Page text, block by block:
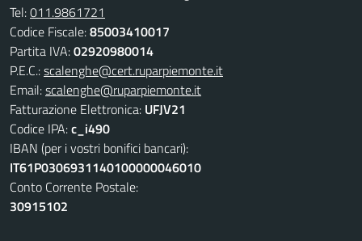
Tel:011.9861721
Codice Fiscale:85003410017
Partita IVA:02920980014
P.E.C.:scalenghe@cert.ruparpiemonte.it
Email:scalenghe@ruparpiemonte.it
Fatturazione Elettronica: UFJV21
Codice IPA:c_i490
IBAN (per i vostri bonifici bancari):
IT61P0306931140100000046010
Conto Corrente Postale:
30915102